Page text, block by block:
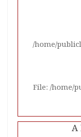
/home/
File: /home/
A